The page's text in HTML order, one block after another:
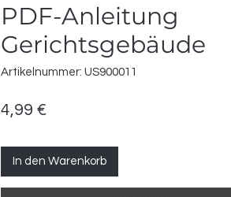
PDF-Anleitung
Gerichtsgebäude
Artikelnummer: US900011
4,99 €
In den Warenkorb